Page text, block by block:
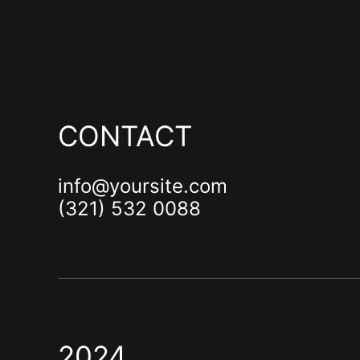
CONTACT
info@yoursite.com
(321) 532 0088